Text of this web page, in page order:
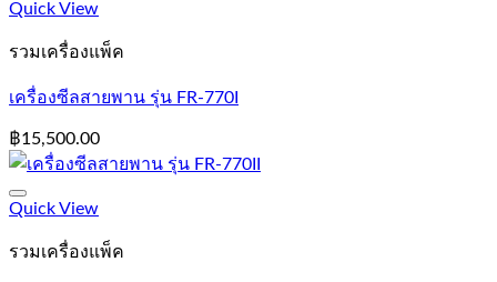
Quick View
รวมเครื่องแพ็ค
เครื่องซีลสายพาน รุ่น FR-770I
฿15,500.00
Quick View
รวมเครื่องแพ็ค